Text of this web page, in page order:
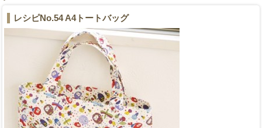
レシピNo.54 A4トートバッグ